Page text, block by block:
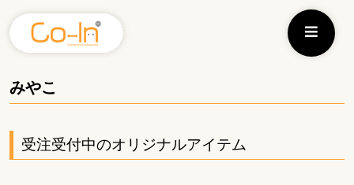
みやこ
受注受付中のオリジナルアイテム